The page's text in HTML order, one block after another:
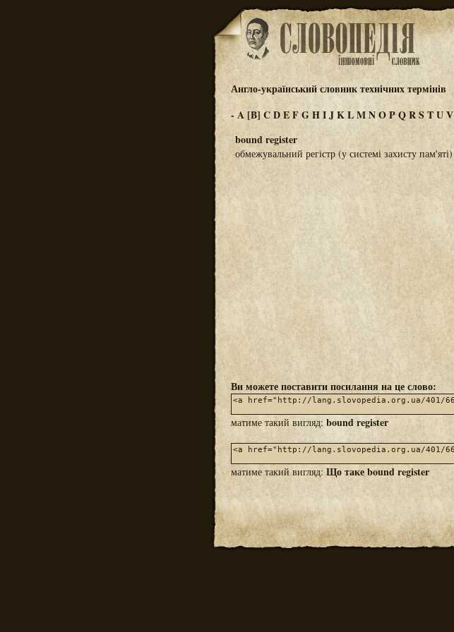
Англо-український словник технічних термінів
-A [B] CDEFGHIJKLMNOPQRSTUV
bound register
обмежувальний регістр (у системі захисту пам'яті)
Ви можете поставити посилання на це слово:
матиме такий вигляд: bound register
матиме такий вигляд:Що таке bound register